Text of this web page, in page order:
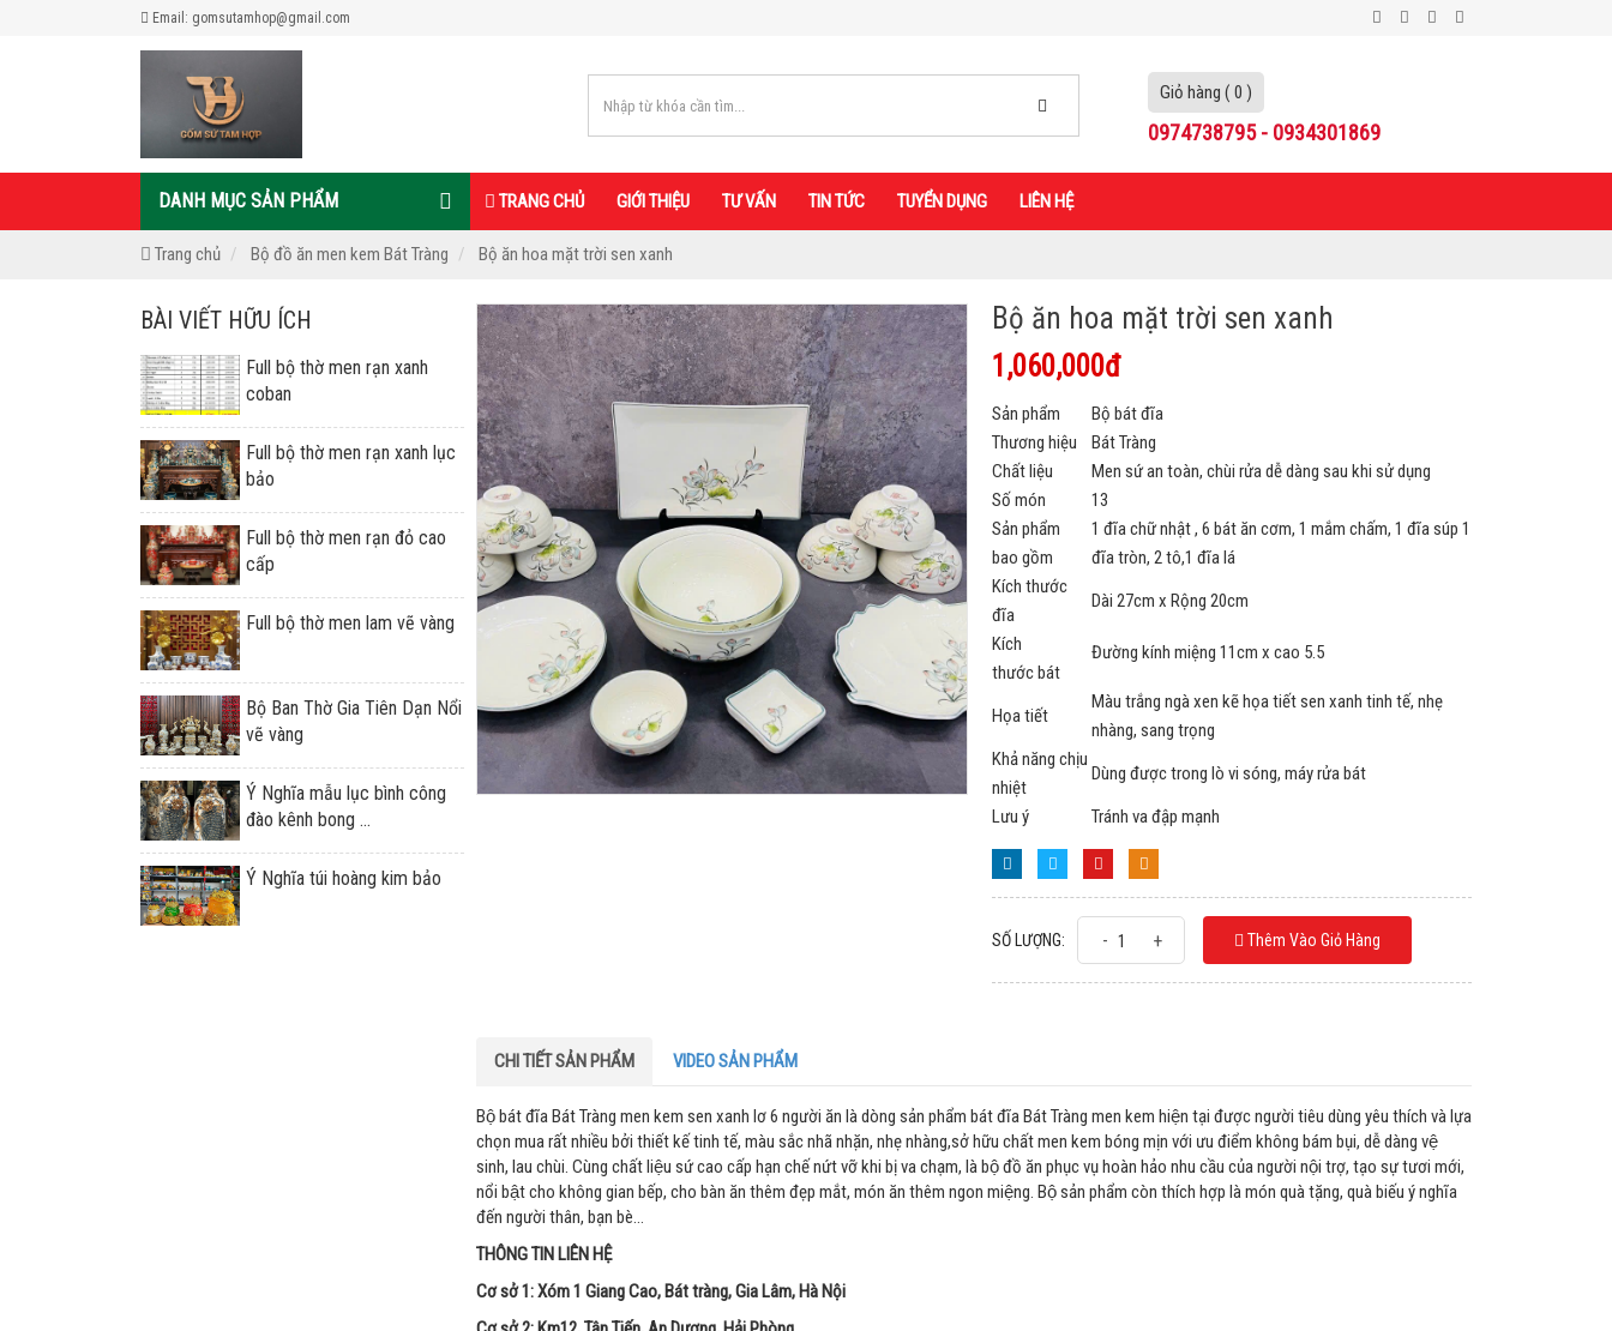
Email: gomsutamhop@gmail.com
Giỏ hàng ( 0 )
0974738795 - 0934301869
DANH MỤC SẢN PHẨM TRANG CHỦ GIỚI THIỆU TƯ VẤN TIN TỨC TUYỂN DỤNG LIÊN HỆ
Trang chủ Bộ đồ ăn men kem Bát Tràng Bộ ăn hoa mặt trời sen xanh
BÀI VIẾT HỮU ÍCH
Full bộ thờ men rạn xanh
coban
Full bộ thờ men rạn xanh lục
bảo
Full bộ thờ men rạn đỏ cao
cấp
Full bộ thờ men lam vẽ vàng
Bộ Ban Thờ Gia Tiên Dạn Nổi
vẽ vàng
Ý Nghĩa mẫu lục bình công
đào kênh bong ...
Ý Nghĩa túi hoàng kim bảo
Bộ ăn hoa mặt trời sen xanh
1,060,000đ
Sản phẩm
Bộ bát đĩa
Thương hiệu
Bát Tràng
Chất liệu
Men sứ an toàn, chùi rửa dễ dàng sau khi sử dụng
Số món
13
Sản phẩm
bao gồm
1 đĩa chữ nhật , 6 bát ăn cơm, 1 mắm chấm, 1 đĩa súp 1
đĩa tròn, 2 tô,1 đĩa lá
Kích thước
đĩa
Dài 27cm x Rộng 20cm
Kích
thước bát
Đường kính miệng 11cm x cao 5.5
Họa tiết
Màu trắng ngà xen kẽ họa tiết sen xanh tinh tế, nhẹ
nhàng, sang trọng
Khả năng chịu
nhiệt
Dùng được trong lò vi sóng, máy rửa bát
Lưu ý
Tránh va đập mạnh
SỐ LƯỢNG: - + Thêm Vào Giỏ Hàng
CHI TIẾT SẢN PHẨM VIDEO SẢN PHẨM
Bộ bát đĩa Bát Tràng men kem sen xanh lơ 6 người ăn là dòng sản phẩm bát đĩa Bát Tràng men kem hiện tại được người tiêu dùng yêu thích và lựa
chọn mua rất nhiều bởi thiết kế tinh tế, màu sắc nhã nhặn, nhẹ nhàng,sở hữu chất men kem bóng mịn với ưu điểm không bám bụi, dễ dàng vệ
sinh, lau chùi. Cùng chất liệu sứ cao cấp hạn chế nứt vỡ khi bị va chạm, là bộ đồ ăn phục vụ hoàn hảo nhu cầu của người nội trợ, tạo sự tươi mới,
nổi bật cho không gian bếp, cho bàn ăn thêm đẹp mắt, món ăn thêm ngon miệng. Bộ sản phẩm còn thích hợp là món quà tặng, quà biếu ý nghĩa
đến người thân, bạn bè…
THÔNG TIN LIÊN HỆ
Cơ sở 1: Xóm 1 Giang Cao, Bát tràng, Gia Lâm, Hà Nội